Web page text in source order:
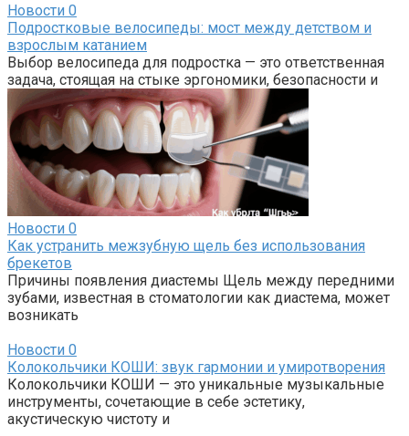
Новости 0
Подростковые велосипеды: мост между детством и
взрослым катанием
Выбор велосипеда для подростка — это ответственная
задача, стоящая на стыке эргономики, безопасности и
Новости 0
Как устранить межзубную щель без использования
брекетов
Причины появления диастемы Щель между передними
зубами, известная в стоматологии как диастема, может
возникать
Новости 0
Колокольчики КОШИ: звук гармонии и умиротворения
Колокольчики КОШИ — это уникальные музыкальные
инструменты, сочетающие в себе эстетику,
акустическую чистоту и